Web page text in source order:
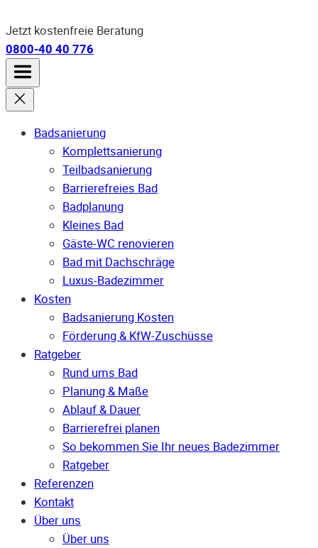
Jetzt kostenfreie Beratung
0800-40 40 776
Badsanierung
Komplettsanierung
Teilbadsanierung
Barrierefreies Bad
Badplanung
Kleines Bad
Gäste-WC renovieren
Bad mit Dachschräge
Luxus-Badezimmer
Kosten
Badsanierung Kosten
Förderung & KfW-Zuschüsse
Ratgeber
Rund ums Bad
Planung & Maße
Ablauf & Dauer
Barrierefrei planen
So bekommen Sie Ihr neues Badezimmer
Ratgeber
Referenzen
Kontakt
Über uns
Über uns